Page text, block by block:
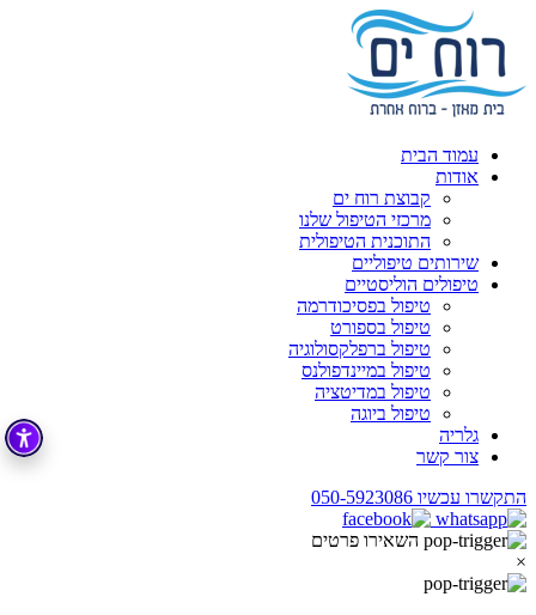
עמוד הבית
אודות
קבוצת רוח ים
מרכזי הטיפול שלנו
התוכנית הטיפולית
שירותים טיפוליים
טיפולים הוליסטיים
טיפול בפסיכודרמה
טיפול בספורט
טיפול ברפלקסולוגיה
טיפול במיינדפולנס
טיפול במדיטציה
טיפול ביוגה
גלריה
צור קשר
התקשרו עכשיו 050-5923086
השאירו פרטים
×